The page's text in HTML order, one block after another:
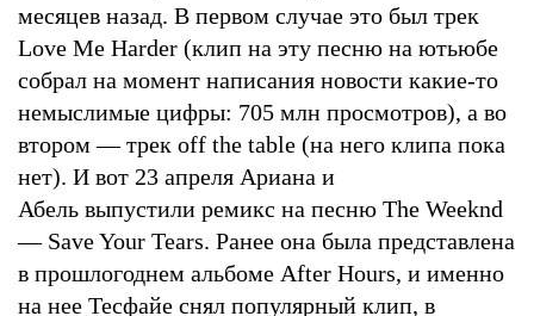
месяцев назад. В первом случае это был трек
Love Me Harder (клип на эту песню на ютьюбе
собрал на момент написания новости какие-то
немыслимые цифры: 705 млн просмотров), а во
втором — трек off the table (на него клипа пока
нет). И вот 23 апреля Ариана и
Абель выпустили ремикс на песню The Weeknd
— Save Your Tears. Ранее она была представлена
в прошлогоднем альбоме After Hours, и именно
на нее Тесфайе снял популярный клип, в